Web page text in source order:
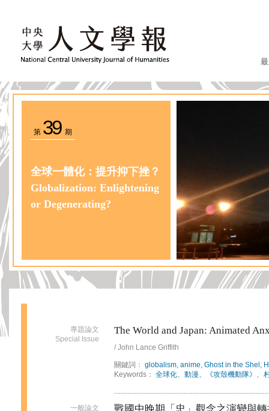
第 39期
全球一體化：提升抑下挫？
Globalization: Enlightening
or Degenerating?
專題論文
Special Issue
The World and Japan: Animated
/ John Lance Griffith
關鍵詞： globalism, anime, Ghost in the Shel,
Keywords： 全球化、動漫、《攻殼機動隊》、
一般論文